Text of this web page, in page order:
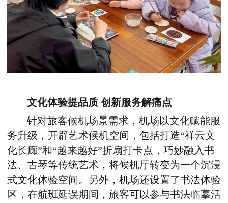
文化体验提品质 创新服务解痛点
针对旅客候机场景需求，机场以文化赋能服
务升级，开辟艺术候机空间，包括打造“祥云文
化长廊”和“越来越好”折扇打卡点，巧妙融入书
法、古琴等传统艺术，将候机厅转变为一个沉浸
式文化体验空间。另外，机场还设置了书法体验
区，在航班延误期间，旅客可以参与书法临摹活